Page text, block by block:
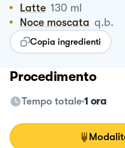
Latte 130 ml
Noce moscata q.b.
Copia ingredienti
Procedimento
Tempo totale 1 ora